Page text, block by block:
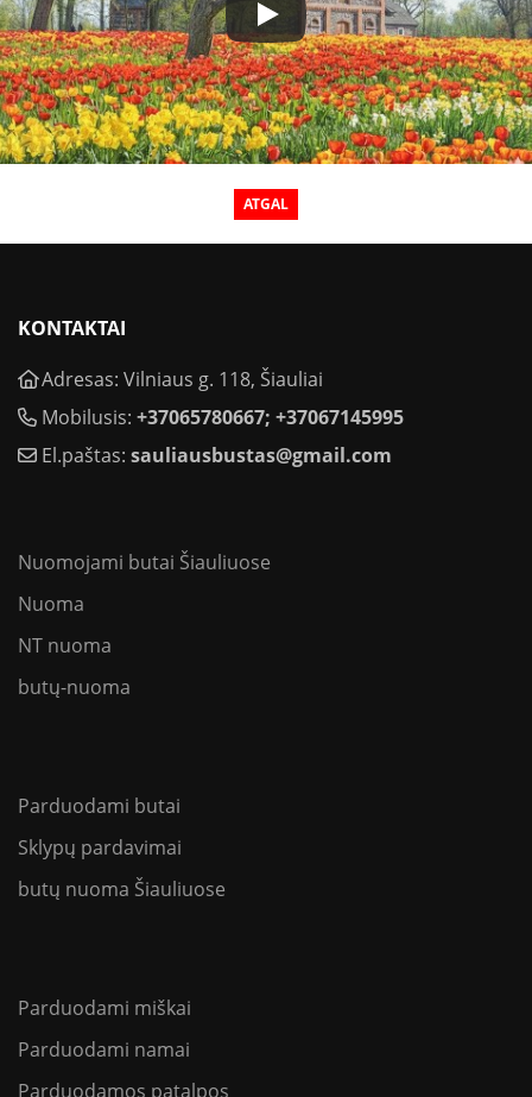
ATGAL
KONTAKTAI
Adresas: Vilniaus g. 118, Šiauliai
Mobilusis: +37065780667; +37067145995
El.paštas: sauliausbustas@gmail.com
Nuomojami butai Šiauliuose
Nuoma
NT nuoma
butų-nuoma
Parduodami butai
Sklypų pardavimai
butų nuoma Šiauliuose
Parduodami miškai
Parduodami namai
Parduodamos patalpos